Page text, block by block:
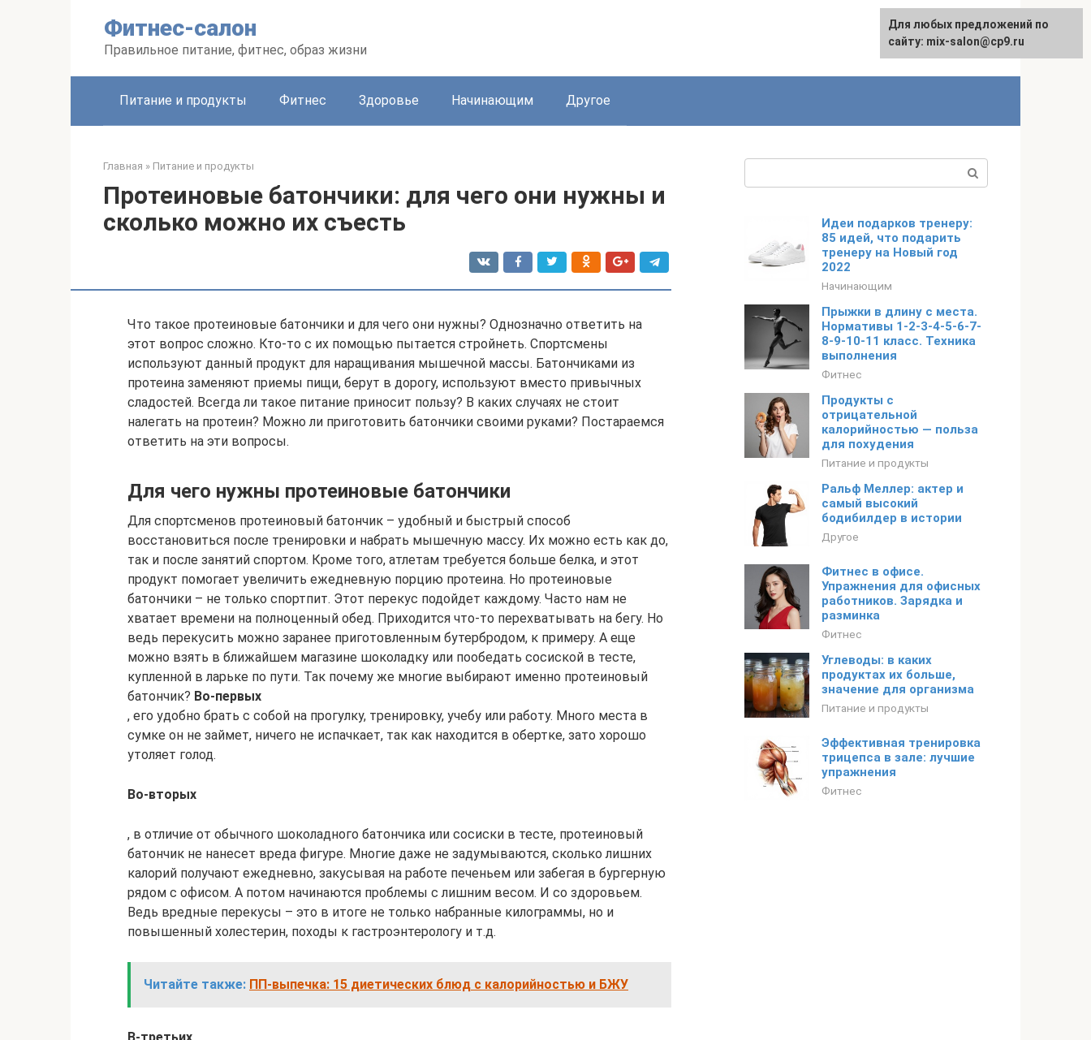
Фитнес-салон
Правильное питание, фитнес, образ жизни
Питание и продукты Фитнес Здоровье Начинающим Другое
Главная » Питание и продукты
Протеиновые батончики: для чего они нужны и
сколько можно их съесть
Что такое протеиновые батончики и для чего они нужны? Однозначно ответить на
этот вопрос сложно. Кто-то с их помощью пытается стройнеть. Спортсмены
используют данный продукт для наращивания мышечной массы. Батончиками из
протеина заменяют приемы пищи, берут в дорогу, используют вместо привычных
сладостей. Всегда ли такое питание приносит пользу? В каких случаях не стоит
налегать на протеин? Можно ли приготовить батончики своими руками? Постараемся
ответить на эти вопросы.
Для чего нужны протеиновые батончики
Для спортсменов протеиновый батончик – удобный и быстрый способ
восстановиться после тренировки и набрать мышечную массу. Их можно есть как до,
так и после занятий спортом. Кроме того, атлетам требуется больше белка, и этот
продукт помогает увеличить ежедневную порцию протеина. Но протеиновые
батончики – не только спортпит. Этот перекус подойдет каждому. Часто нам не
хватает времени на полноценный обед. Приходится что-то перехватывать на бегу. Но
ведь перекусить можно заранее приготовленным бутербродом, к примеру. А еще
можно взять в ближайшем магазине шоколадку или пообедать сосиской в тесте,
купленной в ларьке по пути. Так почему же многие выбирают именно протеиновый
батончик? Во-первых
, его удобно брать с собой на прогулку, тренировку, учебу или работу. Много места в
сумке он не займет, ничего не испачкает, так как находится в обертке, зато хорошо
утоляет голод.
Во-вторых
, в отличие от обычного шоколадного батончика или сосиски в тесте, протеиновый
батончик не нанесет вреда фигуре. Многие даже не задумываются, сколько лишних
калорий получают ежедневно, закусывая на работе печеньем или забегая в бургерную
рядом с офисом. А потом начинаются проблемы с лишним весом. И со здоровьем.
Ведь вредные перекусы – это в итоге не только набранные килограммы, но и
повышенный холестерин, походы к гастроэнтерологу и т.д.
Читайте также: ПП-выпечка: 15 диетических блюд с калорийностью и БЖУ
Идеи подарков тренеру:
85 идей, что подарить
тренеру на Новый год
2022
Начинающим
Прыжки в длину с места.
Нормативы 1-2-3-4-5-6-7-
8-9-10-11 класс. Техника
выполнения
Фитнес
Продукты с
отрицательной
калорийностью — польза
для похудения
Питание и продукты
Ральф Меллер: актер и
самый высокий
бодибилдер в истории
Другое
Фитнес в офисе.
Упражнения для офисных
работников. Зарядка и
разминка
Фитнес
Углеводы: в каких
продуктах их больше,
значение для организма
Питание и продукты
Эффективная тренировка
трицепса в зале: лучшие
упражнения
Фитнес
Для любых предложений по
сайту: mix-salon@cp9.ru